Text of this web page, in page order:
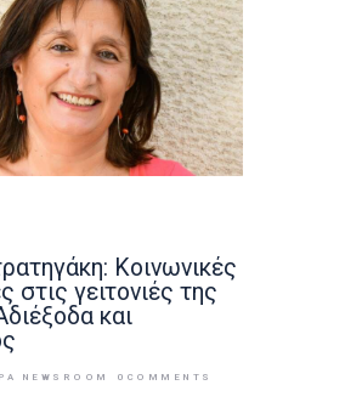
Κοινωνικές
στις γειτονιές της
και
NEWSROOM 0 COMMENTS